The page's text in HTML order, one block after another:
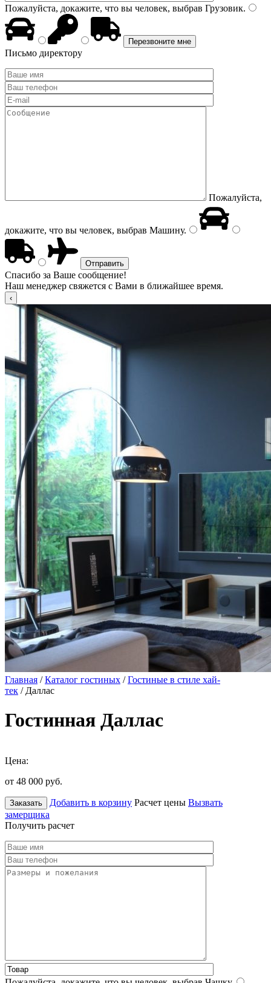
Пожалуйста, докажите, что вы человек, выбрав Грузовик.
Письмо директору
Пожалуйста,
докажите, что вы человек, выбрав Машину.
Спасибо за Ваше сообщение!
Наш менеджер свяжется с Вами в ближайшее время.
Главная /Каталог гостиных /Гостиные в стиле хай-
тек / Даллас
Гостинная Даллас
Цена:
от 48 000 руб.
Заказать Добавить в корзину Расчет цены Вызвать
замерщика
Получить расчет